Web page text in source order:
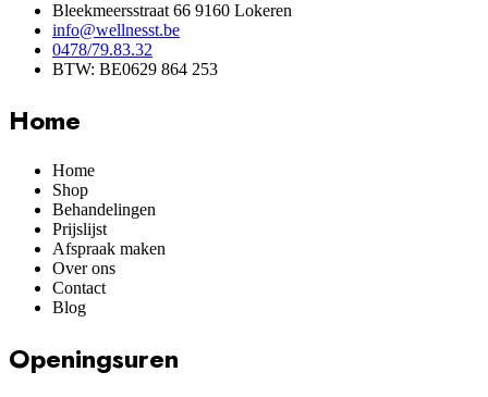
Bleekmeersstraat 66 9160 Lokeren
info@wellnesst.be
0478/79.83.32
BTW: BE0629 864 253
Home
Home
Shop
Behandelingen
Prijslijst
Afspraak maken
Over ons
Contact
Blog
Openingsuren